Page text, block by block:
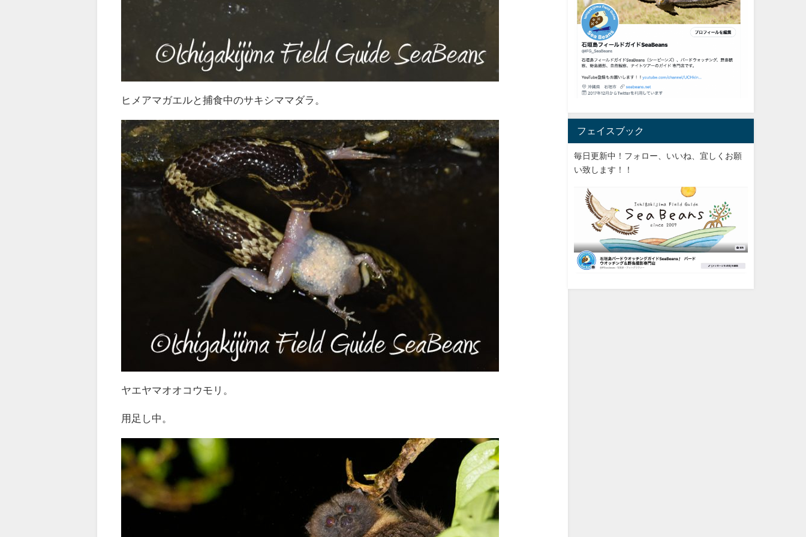
ヒメアマガエルと捕食中のサキシママダラ。
ヤエヤマオオコウモリ。
用足し中。
フェイスブック
毎日更新中！フォロー、いいね、宜しくお願
い致します！！